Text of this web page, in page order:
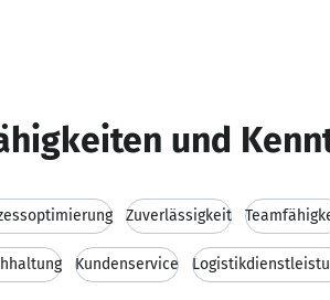
und
Zuverlässigkeit
Kundenservice